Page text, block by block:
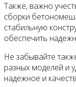
Также, важно
сборки
стабильную
обеспечить
Не забывайте
разных моделей и
надежное и